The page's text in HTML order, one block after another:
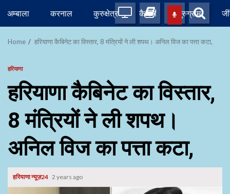
content
अम्बाला करनाल कुरुक्षेत्र कैथल गुरुग्राम
Home हरियाणा कैबिनेट का विस्तार, 8 मंत्रियों ने ली शपथ। अनिल विज का पत्ता कटा,
हरियाणा
हरियाणा कैबिनेट का विस्तार,
8 मंत्रियों ने ली शपथ।
अनिल विज का पत्ता कटा,
हरियाणा न्यूज़24 2 years ago